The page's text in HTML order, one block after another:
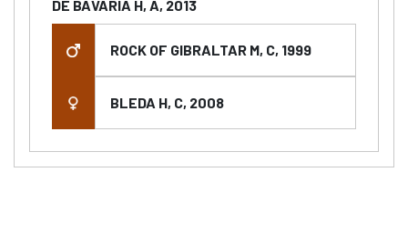
DE BAVARIA H, A, 2013
ROCK OF GIBRALTAR M, C, 1999
BLEDA H, C, 2008